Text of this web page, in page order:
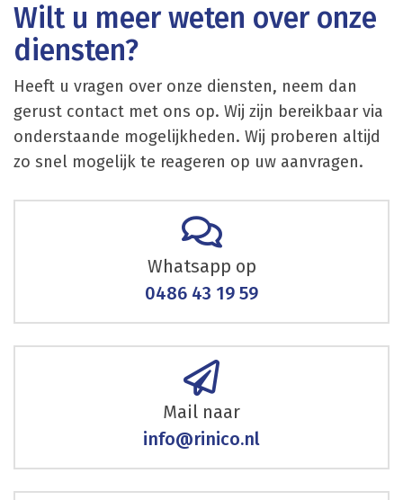
Wilt u meer weten over onze
diensten?
Heeft u vragen over onze diensten, neem dan
gerust contact met ons op. Wij zijn bereikbaar via
onderstaande mogelijkheden. Wij proberen altijd
zo snel mogelijk te reageren op uw aanvragen.
Whatsapp op
0486 43 19 59
Mail naar
info@rinico.nl